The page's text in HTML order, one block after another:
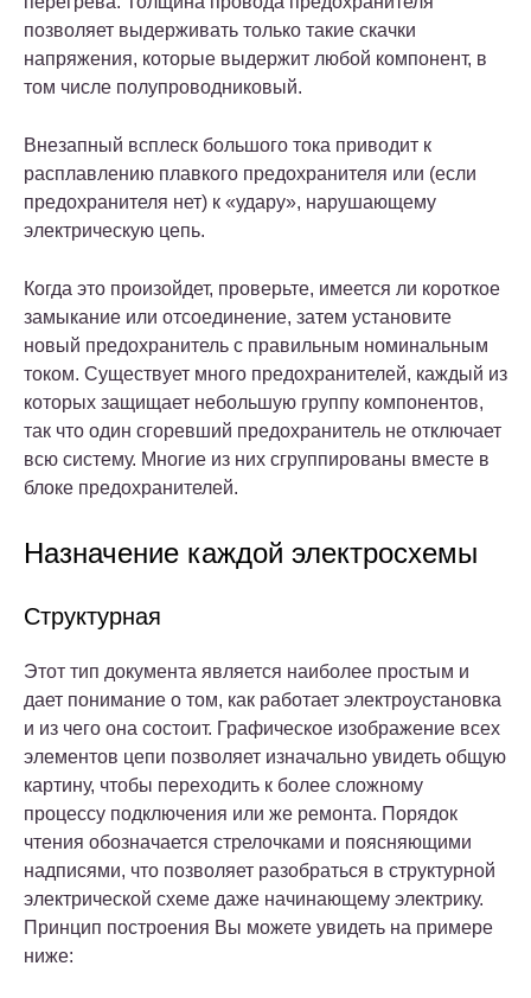
позволяет выдерживать только такие скачки
напряжения, которые выдержит любой компонент, в
том числе полупроводниковый.
Внезапный всплеск большого тока приводит к
расплавлению плавкого предохранителя или (если
предохранителя нет) к «удару», нарушающему
электрическую цепь.
Когда это произойдет, проверьте, имеется ли короткое
замыкание или отсоединение, затем установите
новый предохранитель с правильным номинальным
током. Существует много предохранителей, каждый из
которых защищает небольшую группу компонентов,
так что один сгоревший предохранитель не отключает
всю систему. Многие из них сгруппированы вместе в
блоке предохранителей.
Назначение каждой электросхемы
Структурная
Этот тип документа является наиболее простым и
дает понимание о том, как работает электроустановка
и из чего она состоит. Графическое изображение всех
элементов цепи позволяет изначально увидеть общую
картину, чтобы переходить к более сложному
процессу подключения или же ремонта. Порядок
чтения обозначается стрелочками и поясняющими
надписями, что позволяет разобраться в структурной
электрической схеме даже начинающему электрику.
Принцип построения Вы можете увидеть на примере
ниже: